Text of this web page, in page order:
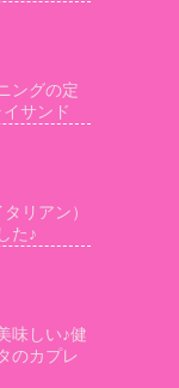
ングの定
サンド
リアン）
た♪
味しい♪健
のカプレ